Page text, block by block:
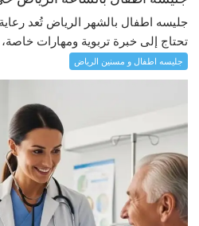
جليسه اطفال بالشهر الرياض تُعد
تحتاج إلى خبرة تربوية ومهارات
جليسه اطفال و مسنين الرياض